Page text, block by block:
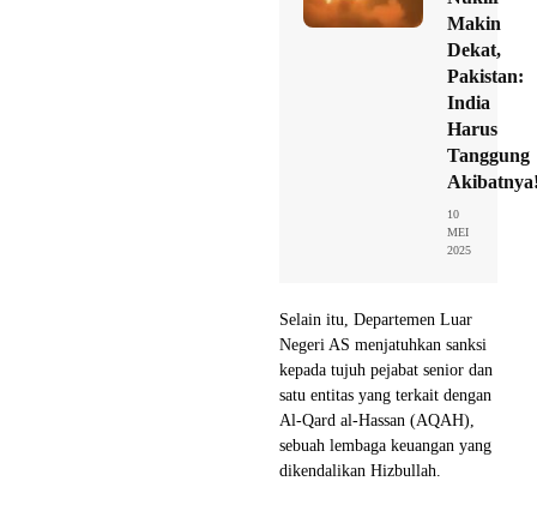
Makin
Dekat,
Pakistan:
India
Harus
Tanggung
10
MEI
2025
Selain itu, Departemen Luar
Negeri AS menjatuhkan sanksi
kepada tujuh pejabat senior dan
satu entitas yang terkait dengan
Al-Qard al-Hassan (AQAH),
sebuah lembaga keuangan yang
dikendalikan Hizbullah.